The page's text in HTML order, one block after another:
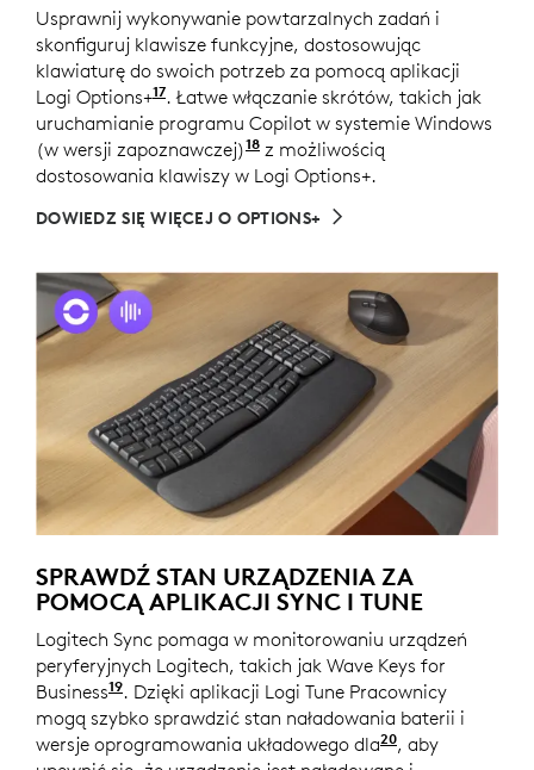
Usprawnij wykonywanie powtarzalnych zadań i
skonfiguruj klawisze funkcyjne, dostosowując
klawiaturę do swoich potrzeb za pomocą aplikacji
Logi Options+17Dostosuj urządzenie, instalując
. Łatwe włączanie skrótów, takich jak
uruchamianie programu Copilot w systemie Windows
(w wersji zapoznawczej)18 Copilot w systemie
z możliwością
dostosowania klawiszy w Logi Options+.
DOWIEDZ SIĘ WIĘCEJ O OPTIONS+
SPRAWDŹ STAN URZĄDZENIA ZA
POMOCĄ APLIKACJI SYNC I TUNE
Logitech Sync pomaga w monitorowaniu urządzeń
peryferyjnych Logitech, takich jak Wave Keys for
Business19Wymagane jest pobranie Logi Tune na
. Dzięki aplikacji Logi Tune Pracownicy
mogą szybko sprawdzić stan naładowania baterii i
wersje oprogramowania układowego dla20systemów
, aby